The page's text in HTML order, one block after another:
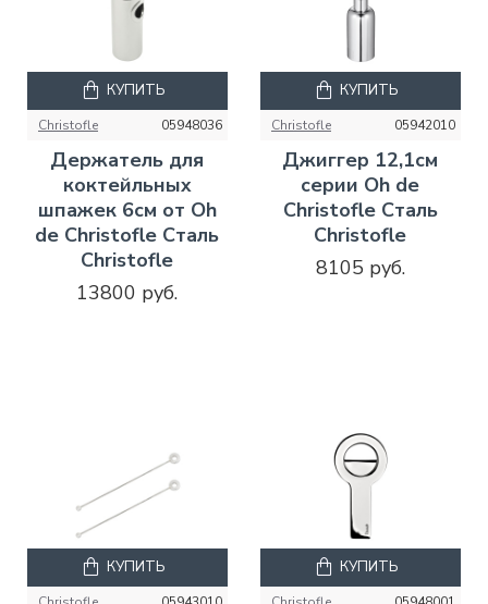
Christofle 05948036
Держатель для
коктейльных
шпажек 6см от Oh
de Christofle Сталь
Christofle
13800 руб.
КУПИТЬ
Christofle 05942010
Джиггер 12,1см
серии Oh de
Christofle Сталь
Christofle
8105 руб.
КУПИТЬ
КУПИТЬ КУПИТЬ